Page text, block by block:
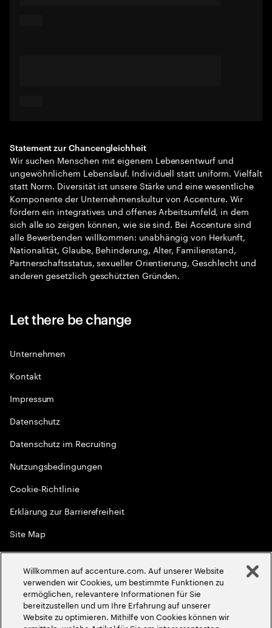
Statement zur Chancengleichheit
Wir suchen Menschen mit eigenem Lebensentwurf und
ungewöhnlichem Lebenslauf. Individuell statt uniform. Vielfalt
statt Norm. Diversität ist unsere Stärke und eine wesentliche
Komponente der Unternehmenskultur von Accenture. Wir
fördern ein integratives und offenes Arbeitsumfeld, in dem
sich alle so zeigen können, wie sie sind. Bei Accenture sind
alle Bewerbenden willkommen: unabhängig von Herkunft,
Nationalität, Glaube, Behinderung, Alter, Familienstand,
Partnerschaftsstatus, sexueller Orientierung, Geschlecht und
anderen gesetzlich geschützten Gründen.
Let there be change
Unternehmen
Kontakt
Impressum
Datenschutz
Datenschutz im Recruiting
Nutzungsbedingungen
Cookie-Richtlinie
Erklärung zur Barrierefreiheit
Site Map
Globale Meritokratie
2026Accenture. Alle Rechte vorbehalten
Willkommen auf accenture.com. Auf unserer Website
verwenden wir Cookies, um bestimmte Funktionen zu
ermöglichen, relevantere Informationen für Sie
bereitzustellen und um Ihre Erfahrung auf unserer
Website zu optimieren. Mithilfe von Cookies können wir